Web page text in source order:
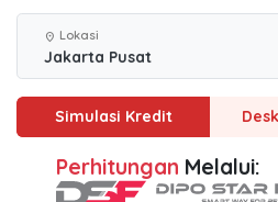
location_on Lokasi
Jakarta Pusat
Simulasi Kredit
Perhitungan Melalui: